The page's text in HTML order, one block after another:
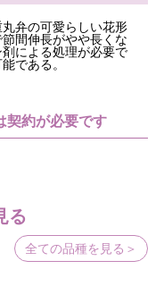
弁の可愛らしい花形
間伸長がやや長くな
による処理が必要で
である。
契約が必要です
る
全ての品種を見る＞